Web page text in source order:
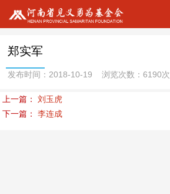
郑实军
发布时间：2018-10-19 浏览次数：6190次
上一篇：
刘玉虎
下一篇：
李连成